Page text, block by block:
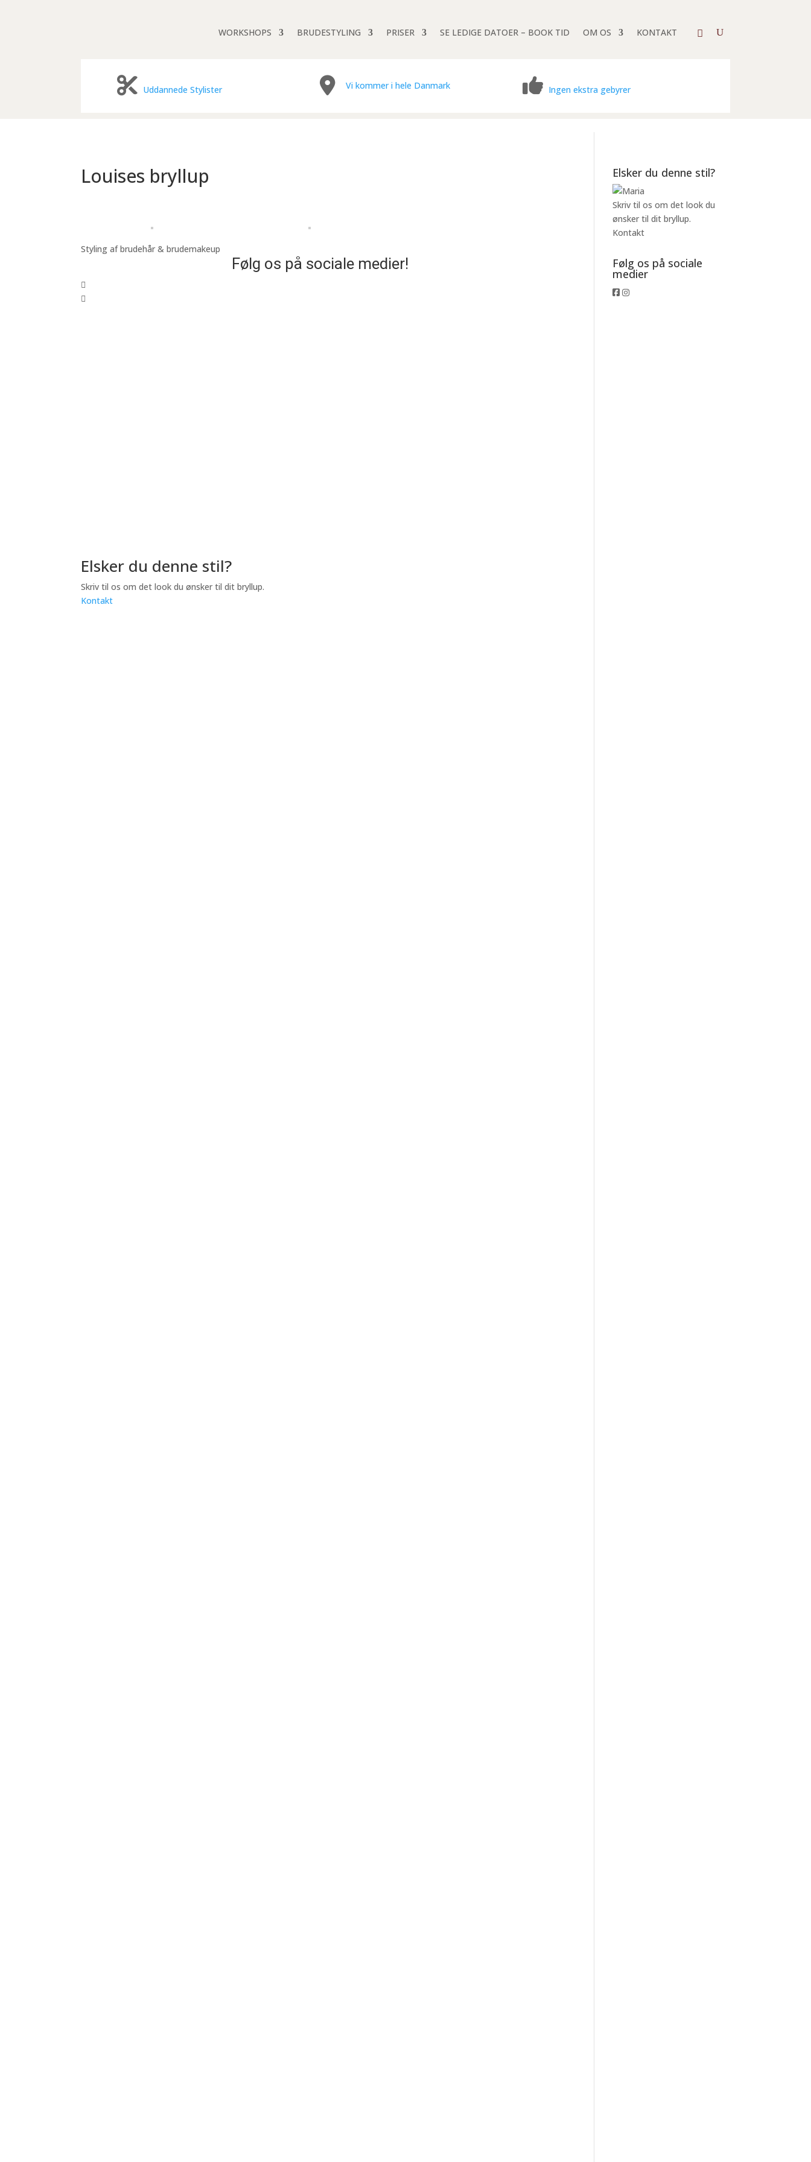
WORKSHOPS BRUDESTYLING PRISER SE LEDIGE DATOER – BOOK TID OM OS KONTAKT
Uddannede Stylister Vi kommer i hele Danmark Ingen ekstra gebyrer
Louises bryllup
Styling af brudehår & brudemakeup
Følg os på sociale medier!
Elsker du denne stil?
Skriv til os om det look du ønsker til dit bryllup.
Kontakt
Elsker du denne stil?
Skriv til os om det look du
ønsker til dit bryllup.
Kontakt
Følg os på sociale
medier